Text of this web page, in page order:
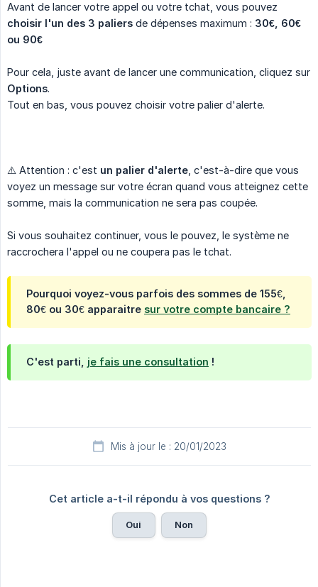
Avant de lancer votre appel ou votre tchat, vous pouvez
choisir l'un des 3 paliers de dépenses maximum : 30€, 60€
ou 90€
Pour cela, juste avant de lancer une communication, cliquez sur
Options.
Tout en bas, vous pouvez choisir votre palier d'alerte.
⚠️ Attention : c'est un palier d'alerte , c'est-à-dire que vous
voyez un message sur votre écran quand vous atteignez cette
somme, mais la communication ne sera pas coupée.
Si vous souhaitez continuer, vous le pouvez, le système ne
raccrochera l'appel ou ne coupera pas le tchat.
Pourquoi voyez-vous parfois des sommes de 155€,
80€ ou 30€ apparaitre sur votre compte bancaire ?
C'est parti, je fais une consultation !
Mis à jour le : 20/01/2023
Cet article a-t-il répondu à vos questions ?
Oui Non